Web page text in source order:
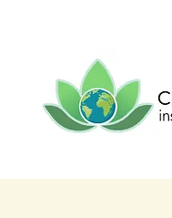
CENTRUM
PACHA
MAMA Centrum
creatie.